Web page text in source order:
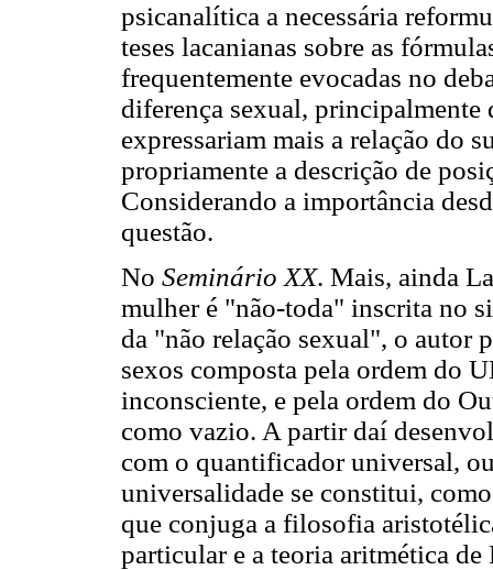
psicanalítica a necessária
teses lacanianas sobre as
frequentemente evocadas no
diferença sexual, principalmente
expressariam mais a relação do
propriamente a descrição de
Considerando a importância
questão.
No Seminário XX. Mais, ainda
mulher é "não-toda" inscrita no
da "não relação sexual", o autor
sexos composta pela ordem do
inconsciente, e pela ordem do
como vazio. A partir daí
com o quantificador universal,
universalidade se constitui,
que conjuga a filosofia
particular e a teoria aritmética de